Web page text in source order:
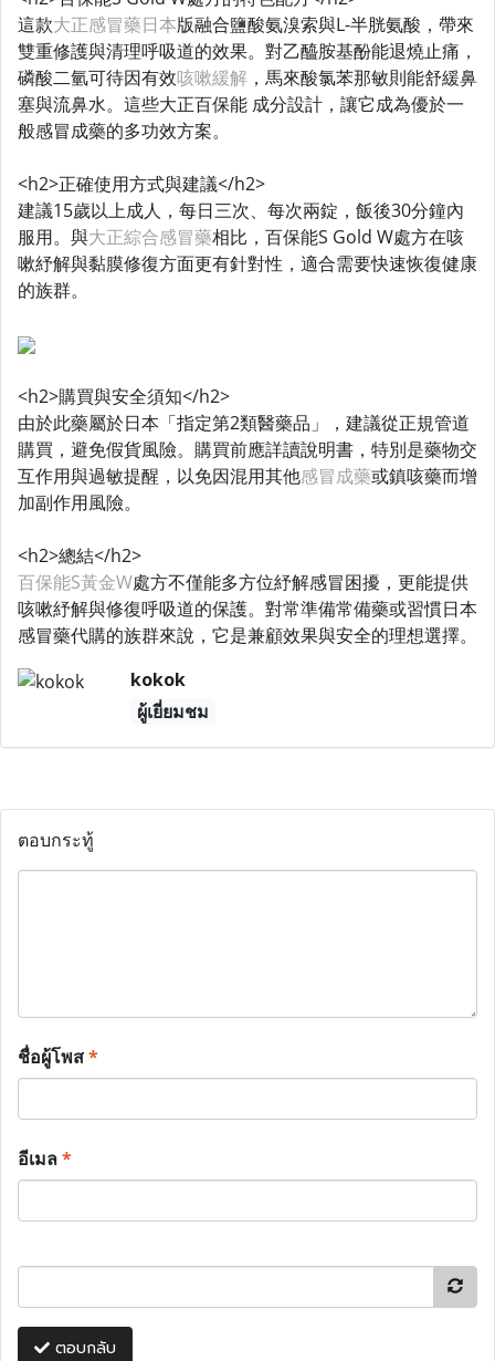
這款大正感冒藥日本版融合鹽酸氨溴索與L-半胱氨酸，帶來
雙重修護與清理呼吸道的效果。對乙醯胺基酚能退燒止痛，
磷酸二氫可待因有效咳嗽緩解 ，馬來酸氯苯那敏則能舒緩鼻
塞與流鼻水。這些大正百保能 成分設計，讓它成為優於一
般感冒成藥的多功效方案。
<h2>正確使用方式與建議</h2>
建議15歲以上成人，每日三次、每次兩錠，飯後30分鐘內
服用。與大正綜合感冒藥相比，百保能S Gold W處方在咳
嗽紓解與黏膜修復方面更有針對性，適合需要快速恢復健康
的族群。
<h2>購買與安全須知</h2>
由於此藥屬於日本「指定第2類醫藥品」，建議從正規管道
購買，避免假貨風險。購買前應詳讀說明書，特別是藥物交
互作用與過敏提醒，以免因混用其他感冒成藥或鎮咳藥而增
加副作用風險。
<h2>總結</h2>
百保能S黃金W處方不僅能多方位紓解感冒困擾，更能提供
咳嗽紓解與修復呼吸道的保護。對常準備常備藥或習慣日本
感冒藥代購的族群來說，它是兼顧效果與安全的理想選擇。
kokok
ผู้เยี่ยมชม
ตอบกระทู้
ชื่อผู้โพส*
อีเมล*
ตอบกลับ